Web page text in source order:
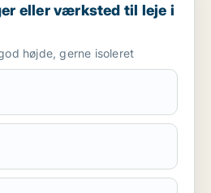
eller værksted til leje i
højde, gerne isoleret